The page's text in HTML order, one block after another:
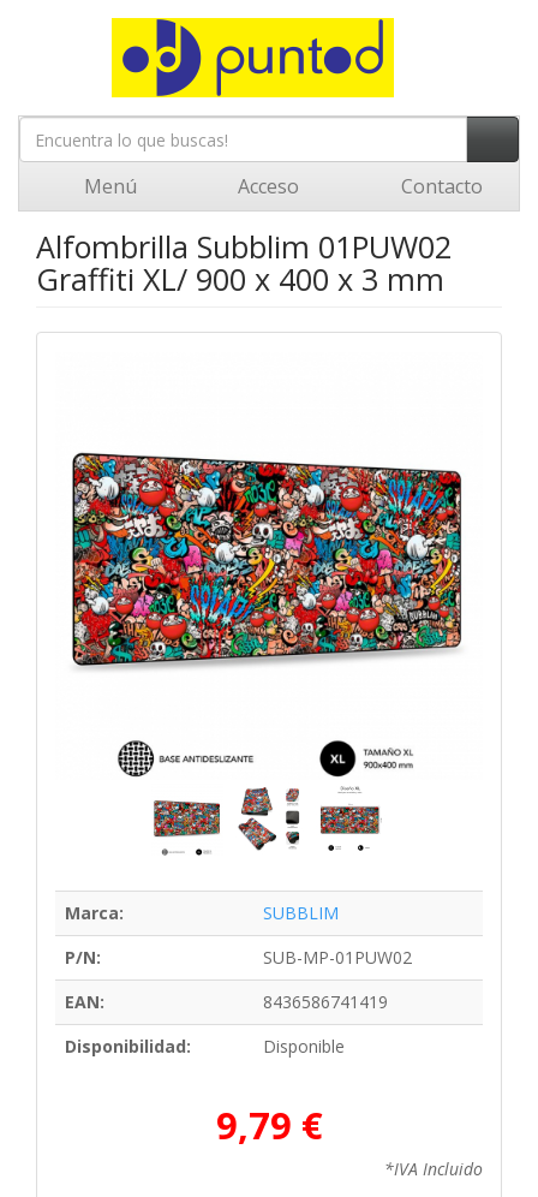
Menú Acceso Contacto
Alfombrilla Subblim 01PUW02
Graffiti XL/ 900 x 400 x 3 mm
Marca:
SUBBLIM
P/N:
SUB-MP-01PUW02
EAN:
8436586741419
Disponibilidad:
Disponible
9,79 €
*IVA Incluido